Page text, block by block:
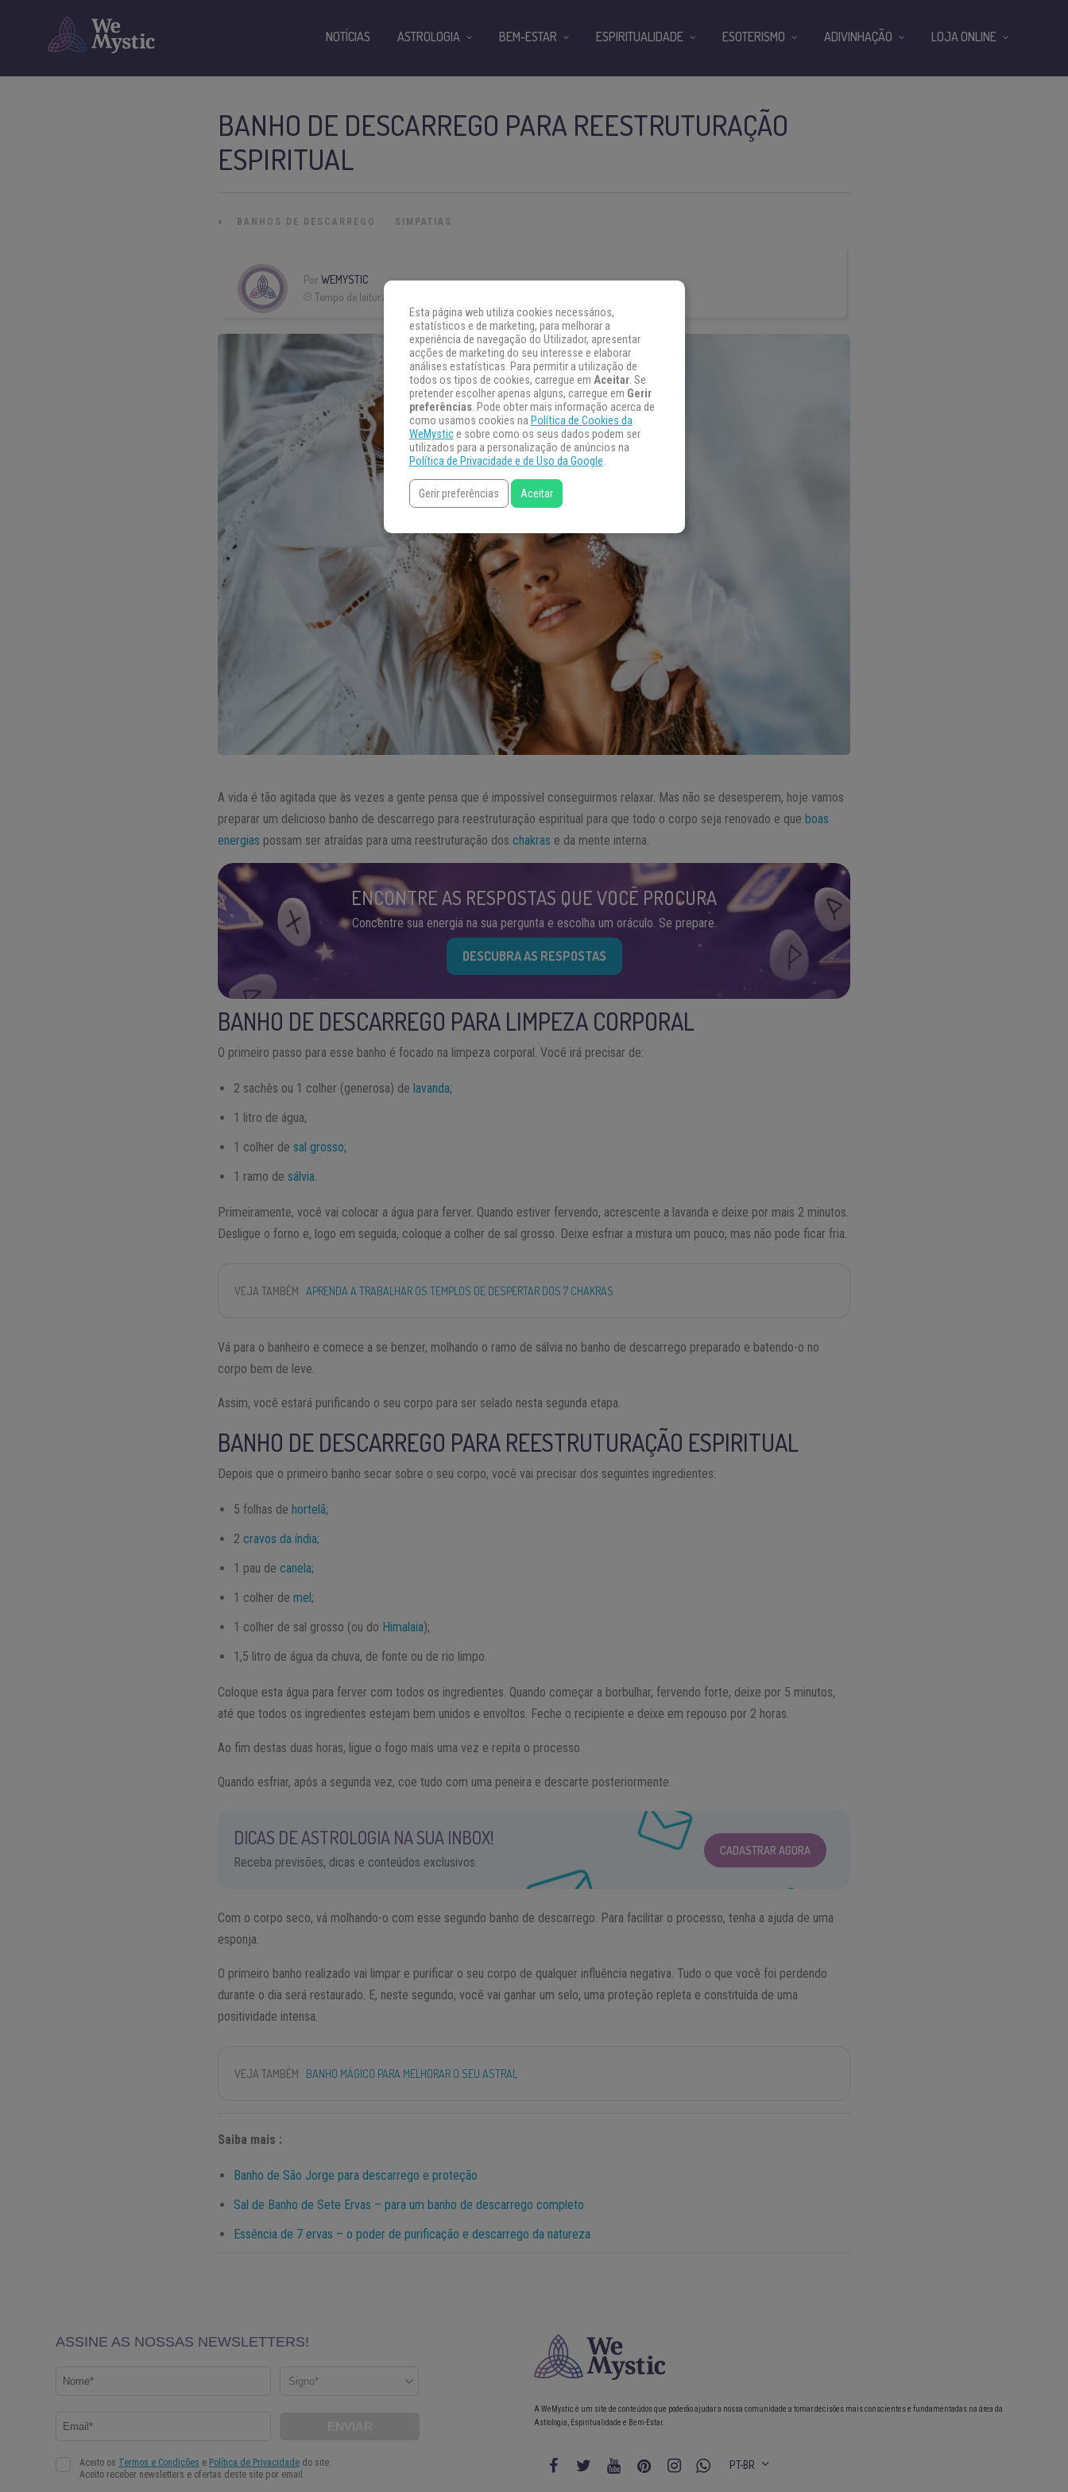
BANHO DE DESCARREGO PARA REESTRUTURAÇÃO
ESPIRITUAL
» BANHOS DE DESCARREGO SIMPATIAS
PorWEMYSTIC
Tempo de leitura:
A vida é tão agitada que às vezes a gente pensa que é impossível conseguirmos relaxar. Mas não se desesperem, hoje vamos
preparar um delicioso banho de descarrego para reestruturação espiritual para que todo o corpo seja renovado e que boas
energias possam ser atraídas para uma reestruturação doschakras e da mente interna.
ENCONTRE AS RESPOSTAS QUE VOCÊ PROCURA
Concentre sua energia na sua pergunta e escolha um oráculo. Se prepare.
DESCUBRA AS RESPOSTAS
BANHO DE DESCARREGO PARA LIMPEZA CORPORAL
O primeiro passo para esse banho é focado na limpeza corporal. Você irá precisar de:
2 sachês ou 1 colher (generosa) de lavanda;
1 litro de água;
1 colher desal grosso;
1 ramo desálvia.
Primeiramente, você vai colocar a água para ferver. Quando estiver fervendo, acrescente a lavanda e deixe por mais 2 minutos.
Desligue o forno e, logo em seguida, coloque a colher de sal grosso. Deixe esfriar a mistura um pouco, mas não pode ficar fria.
VEJA TAMBÉM APRENDA A TRABALHAR OS TEMPLOS DE DESPERTAR DOS 7 CHAKRAS
Vá para o banheiro e comece a se benzer, molhando o ramo de sálvia no banho de descarrego preparado e batendo-o no
corpo bem de leve.
Assim, você estará purificando o seu corpo para ser selado nesta segunda etapa.
BANHO DE DESCARREGO PARA REESTRUTURAÇÃO ESPIRITUAL
Depois que o primeiro banho secar sobre o seu corpo, você vai precisar dos seguintes ingredientes:
5 folhas de hortelã;
2cravos da índia;
1 pau decanela;
1 colher demel;
1 colher de sal grosso (ou do Himalaia);
1,5 litro de água da chuva, de fonte ou de rio limpo.
Coloque esta água para ferver com todos os ingredientes. Quando começar a borbulhar, fervendo forte, deixe por 5 minutos,
até que todos os ingredientes estejam bem unidos e envoltos. Feche o recipiente e deixe em repouso por 2 horas.
Ao fim destas duas horas, ligue o fogo mais uma vez e repita o processo.
Quando esfriar, após a segunda vez, coe tudo com uma peneira e descarte posteriormente.
DICAS DE ASTROLOGIA NA SUA INBOX!
Receba previsões, dicas e conteúdos exclusivos.
CADASTRAR AGORA
Com o corpo seco, vá molhando-o com esse segundo banho de descarrego. Para facilitar o processo, tenha a ajuda de uma
esponja.
O primeiro banho realizado vai limpar e purificar o seu corpo de qualquer influência negativa. Tudo o que você foi perdendo
durante o dia será restaurado. E, neste segundo, você vai ganhar um selo, uma proteção repleta e constituída de uma
positividade intensa.
VEJA TAMBÉM BANHO MÁGICO PARA MELHORAR O SEU ASTRAL
Saiba mais :
Banho de São Jorge para descarrego e proteção
Sal de Banho de Sete Ervas – para um banho de descarrego completo
Essência de 7 ervas – o poder de purificação e descarrego da natureza
NOTÍCIAS ASTROLOGIA BEM-ESTAR ESPIRITUALIDADE ESOTERISMO ADIVINHAÇÃO LOJA ONLINE
A WeMystic é um site de conteúdos que poderão ajudar a nossa comunidade a tomar decisões mais conscientes e fundamentadas na área da
Astrologia, Espiritualidade e Bem-Estar.
PT-BR
Esta página web utiliza cookies necessários,
estatísticos e de marketing, para melhorar a
experiência de navegação do Utilizador, apresentar
acções de marketing do seu interesse e elaborar
análises estatísticas. Para permitir a utilização de
todos os tipos de cookies, carregue em Aceitar. Se
pretender escolher apenas alguns, carregue em Gerir
preferências. Pode obter mais informação acerca de
como usamos cookies na Política de Cookies da
WeMystice sobre como os seus dados podem ser
utilizados para a personalização de anúncios na
Política de Privacidade e de Uso da Google.
Gerir preferências Aceitar